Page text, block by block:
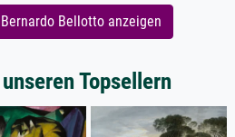
Bellotto anzeigen
Topsellern